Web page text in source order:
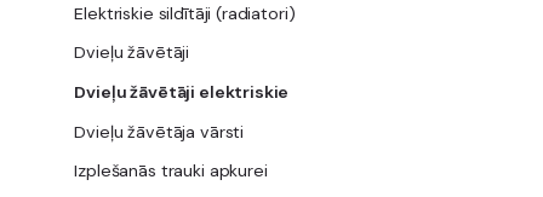
Elektriskie sildītāji (radiatori)
Dvieļu žāvētāji
Dvieļu žāvētāji elektriskie
Dvieļu žāvētāja vārsti
Izplešanās trauki apkurei